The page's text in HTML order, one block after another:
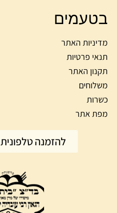
בטעמים
מדיניות האתר
תנאי פרטיות
תקנון האתר
משלוחים
כשרות
מפת אתר
להזמנה טלפונית 03-3811112